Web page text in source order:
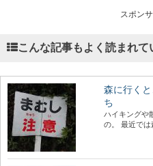
スポン
こんな記事もよく読まれて
森に行く
ち
ハイキングや
の。 最近では